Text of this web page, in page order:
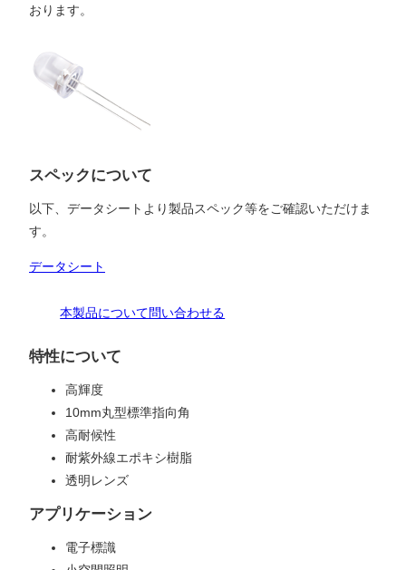
おります。
スペックについて
以下、データシートより製品スペック等をご確認いただけま
す。
データシート
本製品について問い合わせる
特性について
高輝度
10mm丸型標準指向角
高耐候性
耐紫外線エポキシ樹脂
透明レンズ
アプリケーション
電子標識